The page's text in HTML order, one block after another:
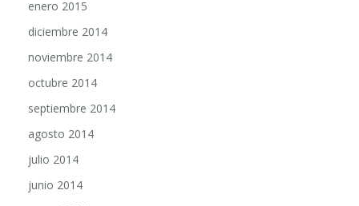
diciembre 2014
noviembre 2014
octubre 2014
septiembre 2014
agosto 2014
julio 2014
junio 2014
mayo 2014